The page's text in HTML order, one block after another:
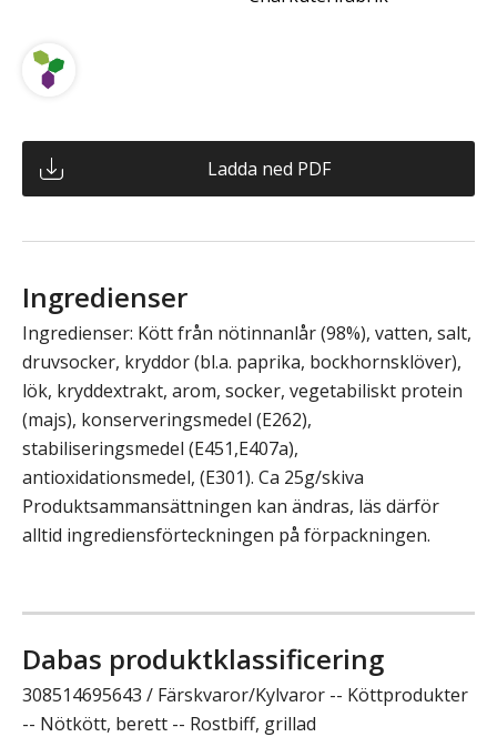
Ladda ned PDF
Ingredienser
Ingredienser: Kött från nötinnanlår (98%), vatten, salt,
druvsocker, kryddor (bl.a. paprika, bockhornsklöver),
lök, kryddextrakt, arom, socker, vegetabiliskt protein
(majs), konserveringsmedel (E262),
stabiliseringsmedel (E451,E407a),
antioxidationsmedel, (E301). Ca 25g/skiva
Produktsammansättningen kan ändras, läs därför
alltid ingrediensförteckningen på förpackningen.
Dabas produktklassificering
308514695643 / Färskvaror/Kylvaror -- Köttprodukter
-- Nötkött, berett -- Rostbiff, grillad